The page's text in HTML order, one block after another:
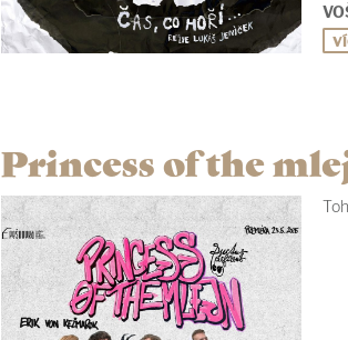
Princess of the